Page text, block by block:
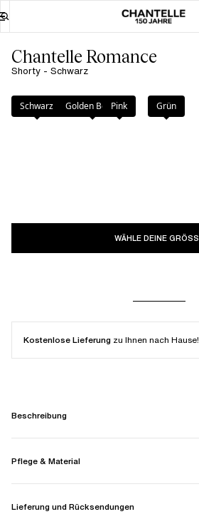
Chantelle Romance
Shorty - Schwarz
Farbe: Schwarz
Schwarz Golden BeigePink Grün
WÄHLE DEINE GRÖSSE
Kostenlose Lieferung zu Ihnen nach Hause!
Beschreibung
Pflege & Material
Lieferung und Rücksendungen